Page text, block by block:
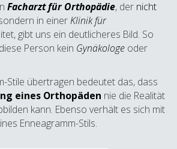
Facharzt für Orthopädie, der nicht
in einerKlinik für
gibt uns ein deutlicheres Bild. So
Person kein Gynäkologe oder
Stile übertragen bedeutet das, dass
eines Orthopäden nie die Realität
kann. Ebenso verhält es sich mit
Enneagramm-Stils.